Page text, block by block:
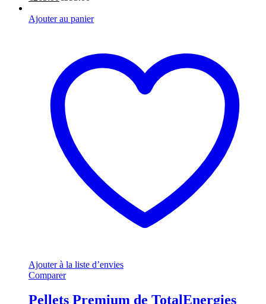
Ajouter au panier
Ajouter à la liste d’envies
Comparer
Pellets Premium de TotalEnergies